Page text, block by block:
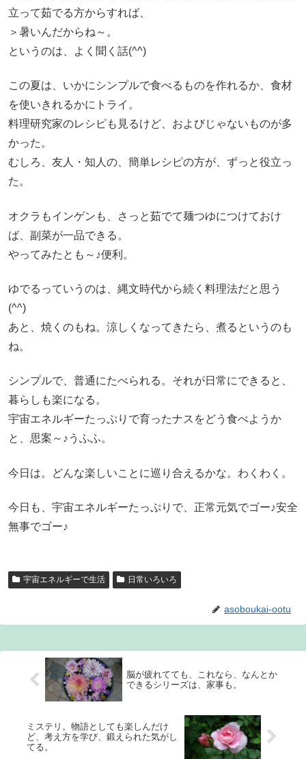
立って茹でる方からすれば、
＞暑いんだからね～。
というのは、よく聞く話(^^)
この夏は、いかにシンプルで食べるものを作れるか、食材
を使いきれるかにトライ。
料理研究家のレシピも見るけど、およびじゃないものが多
かった。
むしろ、友人・知人の、簡単レシピの方が、ずっと役立っ
た。
オクラもインゲンも、さっと茹でて麺つゆにつけておけ
ば、副菜が一品できる。
やってみたとも～♪便利。
ゆでるっていうのは、縄文時代から続く料理法だと思う
(^^)
あと、焼くのもね。涼しくなってきたら、煮るというのも
ね。
シンプルで、普通にたべられる。それが日常にできると、
暮らしも楽になる。
宇宙エネルギーたっぷりで育ったナスをどう食べようか
と、思案～♪うふふ。
今日は。どんな楽しいことに巡り合えるかな。わくわく。
今日も、宇宙エネルギーたっぷりで、正常元気でゴー♪安全
無事でゴー♪
宇宙エネルギーで生活 日常いろいろ
asoboukai-ootu
脳が疲れてても、これなら、なんとか
できるシリーズは、家事も。
ミステリ。物語としても楽しんだけ
ど、考え方を学び、鍛えられた気がし
てる。